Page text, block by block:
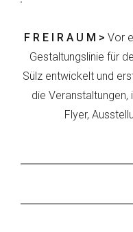
F R E I R A U M > Vor
Gestaltungslinie für
Sülz entwickelt und
die
Flyer,